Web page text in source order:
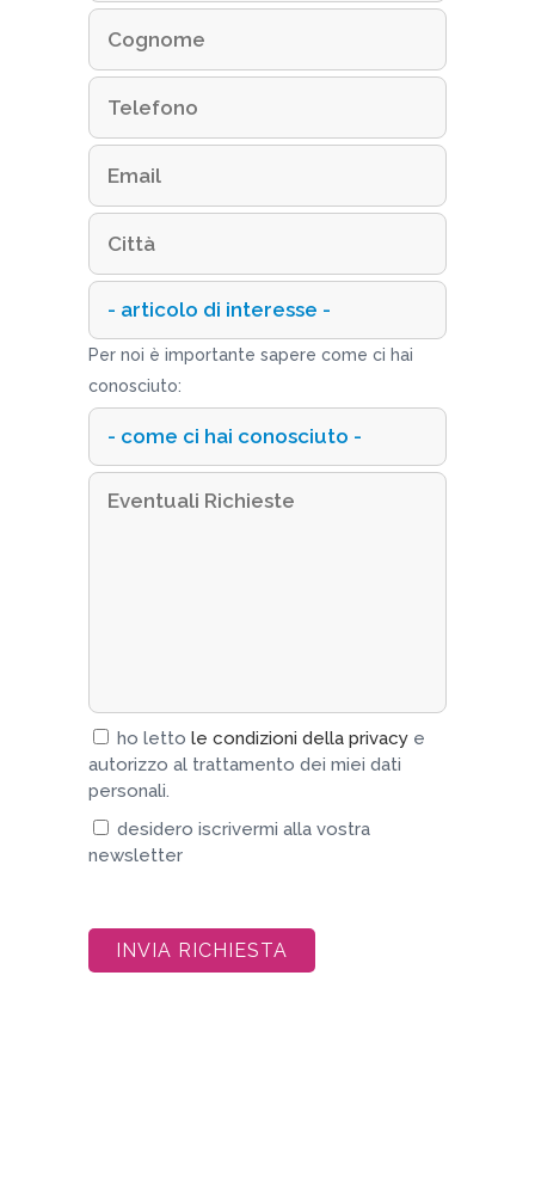
Per noi è importante sapere come ci hai
conosciuto:
ho letto le condizioni della privacy e
autorizzo al trattamento dei miei dati
personali.
desidero iscrivermi alla vostra
newsletter